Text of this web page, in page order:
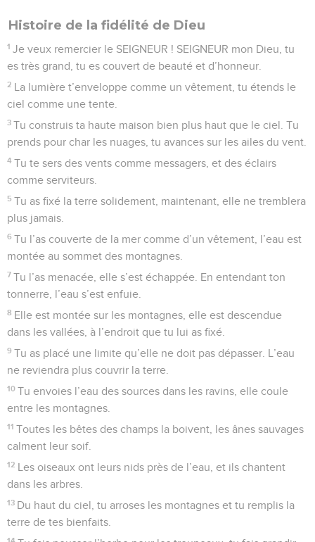
Histoire de la fidélité de Dieu
1 Je veux remercier le SEIGNEUR ! SEIGNEUR mon Dieu, tu
es très grand, tu es couvert de beauté et d’honneur.
2 La lumière t’enveloppe comme un vêtement, tu étends le
ciel comme une tente.
3 Tu construis ta haute maison bien plus haut que le ciel. Tu
prends pour char les nuages, tu avances sur les ailes du vent.
4 Tu te sers des vents comme messagers, et des éclairs
comme serviteurs.
5 Tu as fixé la terre solidement, maintenant, elle ne tremblera
plus jamais.
6 Tu l’as couverte de la mer comme d’un vêtement, l’eau est
montée au sommet des montagnes.
7 Tu l’as menacée, elle s’est échappée. En entendant ton
tonnerre, l’eau s’est enfuie.
8 Elle est montée sur les montagnes, elle est descendue
dans les vallées, à l’endroit que tu lui as fixé.
9 Tu as placé une limite qu’elle ne doit pas dépasser. L’eau
ne reviendra plus couvrir la terre.
10 Tu envoies l’eau des sources dans les ravins, elle coule
entre les montagnes.
11 Toutes les bêtes des champs la boivent, les ânes sauvages
calment leur soif.
12 Les oiseaux ont leurs nids près de l’eau, et ils chantent
dans les arbres.
13 Du haut du ciel, tu arroses les montagnes et tu remplis la
terre de tes bienfaits.
14